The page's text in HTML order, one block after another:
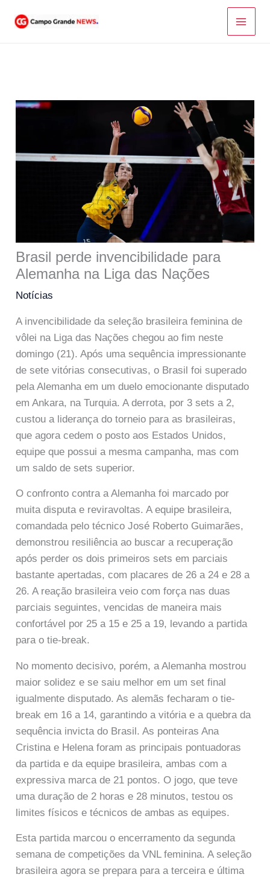
para
Brasil perde invencibilidade para
Alemanha na Liga das Nações
Notícias
A invencibilidade da seleção brasileira feminina de
vôlei na Liga das Nações chegou ao fim neste
domingo (21). Após uma sequência impressionante
de sete vitórias consecutivas, o Brasil foi superado
pela Alemanha em um duelo emocionante disputado
em Ankara, na Turquia. A derrota, por 3 sets a 2,
custou a liderança do torneio para as brasileiras,
que agora cedem o posto aos Estados Unidos,
equipe que possui a mesma campanha, mas com
um saldo de sets superior.
O confronto contra a Alemanha foi marcado por
muita disputa e reviravoltas. A equipe brasileira,
comandada pelo técnico José Roberto Guimarães,
demonstrou resiliência ao buscar a recuperação
após perder os dois primeiros sets em parciais
bastante apertadas, com placares de 26 a 24 e 28 a
26. A reação brasileira veio com força nas duas
parciais seguintes, vencidas de maneira mais
confortável por 25 a 15 e 25 a 19, levando a partida
para o tie-break.
No momento decisivo, porém, a Alemanha mostrou
maior solidez e se saiu melhor em um set final
igualmente disputado. As alemãs fecharam o tie-
break em 16 a 14, garantindo a vitória e a quebra da
sequência invicta do Brasil. As ponteiras Ana
Cristina e Helena foram as principais pontuadoras
da partida e da equipe brasileira, ambas com a
expressiva marca de 21 pontos. O jogo, que teve
uma duração de 2 horas e 28 minutos, testou os
limites físicos e técnicos de ambas as equipes.
Esta partida marcou o encerramento da segunda
semana de competições da VNL feminina. A seleção
brasileira agora se prepara para a terceira e última